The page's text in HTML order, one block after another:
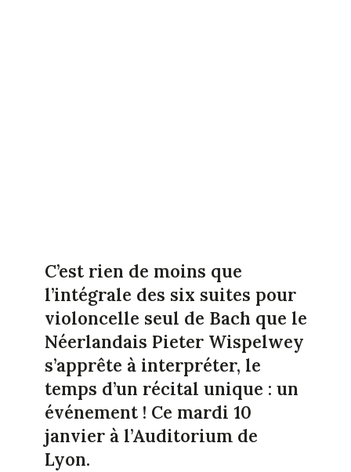
C’est rien de moins que
l’intégrale des six suites pour
violoncelle seul de Bach que le
Néerlandais Pieter Wispelwey
s’apprête à interpréter, le
temps d’un récital unique : un
événement ! Ce mardi 10
janvier à l’Auditorium de
Lyon.